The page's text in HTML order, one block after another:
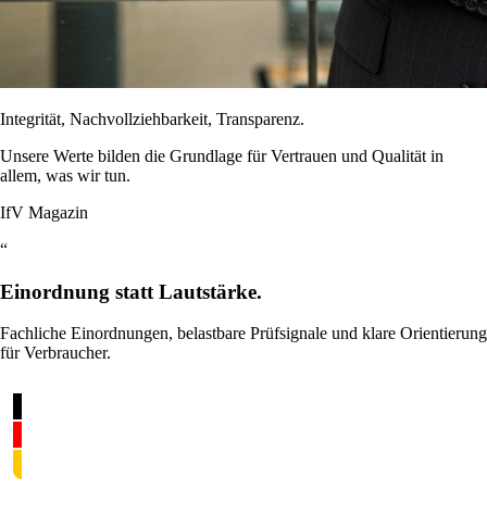
Integrität, Nachvollziehbarkeit, Transparenz.
Unsere Werte bilden die Grundlage für Vertrauen und Qualität in
allem, was wir tun.
IfV Magazin
“
Einordnung statt Lautstärke.
Fachliche Einordnungen, belastbare Prüfsignale und klare Orientierung
für Verbraucher.